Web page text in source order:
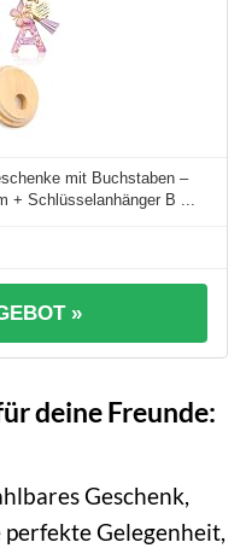
mit Buchstaben –
+ Schlüsselanhänger B ...
»
deine Freunde:
Geschenk,
Gelegenheit,